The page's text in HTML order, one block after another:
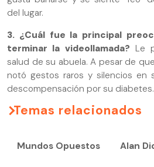
del lugar.
3. ¿Cuál fue la principal
terminar la videollamada? Le
salud de su abuela. A pesar de
notó gestos raros y silencios en
descompensación por su diabetes.
Temas relacionados
Mundos Opuestos Alan